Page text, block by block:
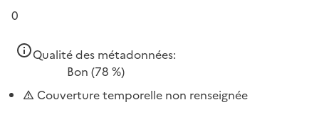
0
Qualité des métadonnées:
Bon (78 %)
Couverture temporelle non renseignée